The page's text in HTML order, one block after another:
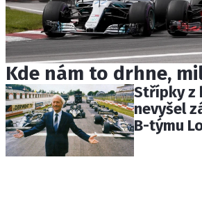
Kde nám to drhne,
Střípky z
nevyšel
B-týmu